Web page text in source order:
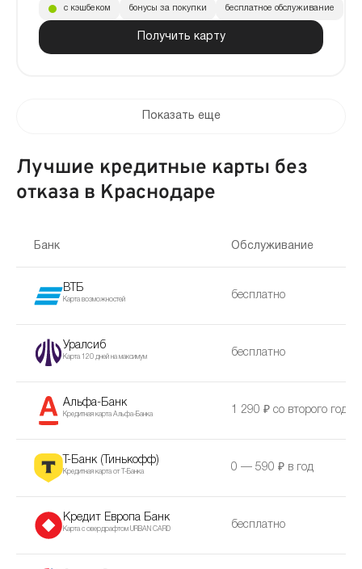
Получить карту
с кэшбеком бонусы за покупки бесплатное обслуживание
Показать еще
Лучшие кредитные карты без
отказа в Краснодаре
Банк Обслуживание
ВТБ
Карта возможностей бесплатно
Уралсиб
Карта 120 дней на максимум бесплатно
Альфа-Банк
Кредитная карта Альфа-Банка 1 290 ₽ со второго года
Т-Банк (Тинькофф)
Кредитная карта от Т-Банка 0 — 590 ₽ в год
Кредит Европа Банк
Карта с овердрафтом URBAN CARD бесплатно